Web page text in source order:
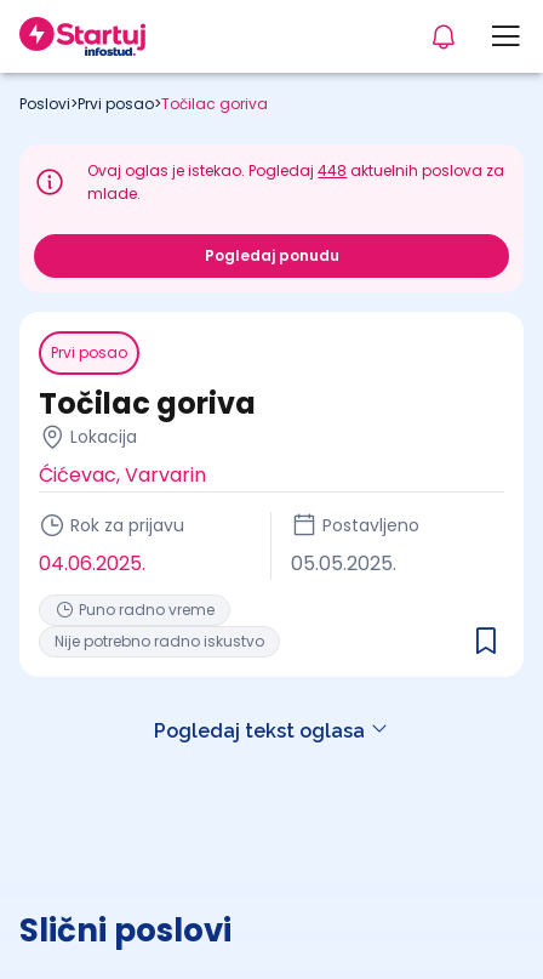
Poslovi>Prvi posao>Točilac goriva
Ovaj oglas je istekao. Pogledaj448 aktuelnih poslova za
mlade.
Pogledaj ponudu
Prvi posao
Točilac goriva
Lokacija
Ćićevac, Varvarin
Rok za prijavu
04.06.2025.
Postavljeno
05.05.2025.
Puno radno vreme
Nije potrebno radno iskustvo
Pogledaj tekst oglasa
Slični poslovi